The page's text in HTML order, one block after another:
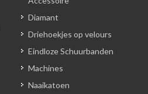
Diamant
Driehoekjes op velours
Eindloze Schuurbanden
Machines
Naaikatoen